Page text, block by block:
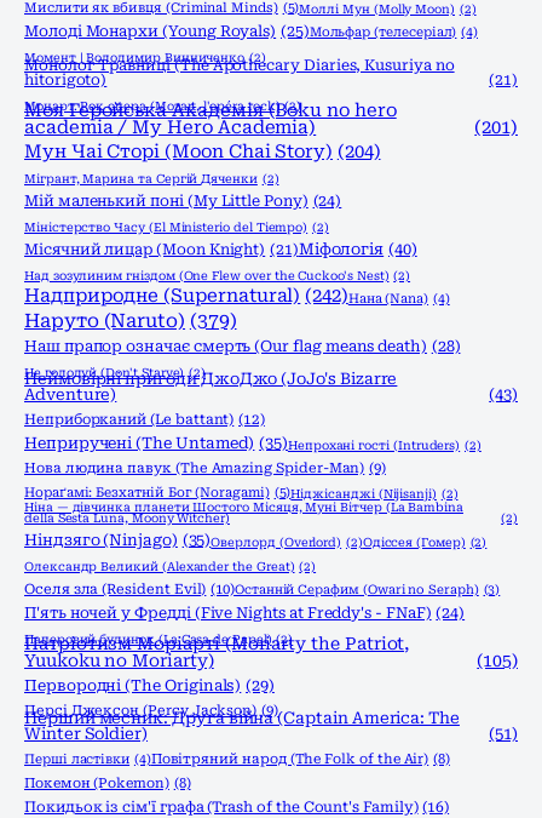
Мислити як вбивця (Criminal Minds) (5)Моллі Мун (Molly Moon) (2)
Молоді Монархи (Young Royals) (25)Мольфар (телесеріал) (4)
Момент | Володимир Винниченко (2)
Монолог Травниці (The Apothecary Diaries, Kusuriya no
hitorigoto)
(21)
Моцарт. Рок опера (Mozart, l'opéra rock) (2)
Моя Геройська Академія (Boku no hero
academia / My Hero Academia)
(201)
Мун Чаі Сторі (Moon Chai Story) (204)
Мігрант, Марина та Сергій Дяченки (2)
Мій маленький поні (My Little Pony) (24)
Міністерство Часу (El Ministerio del Tiempo) (2)
Місячний лицар (Moon Knight) (21)Міфологія (40)
Над зозулиним гніздом (One Flew over the Cuckoo's Nest) (2)
Надприродне (Supernatural) (242)Нана (Nana) (4)
Наруто (Naruto) (379)
Наш прапор означає смерть (Our flag means death) (28)
Не голодуй (Don't Starve) (2)
Неймовірні пригоди ДжоДжо (JoJo's Bizarre
Adventure)
(43)
Неприборканий (Le battant) (12)
Неприручені (The Untamed) (35)Непрохані гості (Intruders) (2)
Нова людина павук (The Amazing Spider-Man) (9)
Нораґамі: Безхатній Бог (Noragami) (5)Ніджісанджі (Nijisanji) (2)
Ніна — дівчинка планети Шостого Місяця, Муні Вітчер (La Bambina
della Sesta Luna, Moony Witcher)
(2)
Ніндзяго (Ninjago) (35)Оверлорд (Overlord) (2)Одіссея (Гомер) (2)
Олександр Великий (Alexander the Great) (2)
Оселя зла (Resident Evil) (10)Останній Серафим (Owari no Seraph) (3)
П'ять ночей у Фредді (Five Nights at Freddy's - FNaF) (24)
Паперовий будинок (La Casa de Papel) (2)
Патріотизм Моріарті (Moriarty the Patriot,
Yuukoku no Moriarty)
(105)
Первородні (The Originals) (29)
Персі Джексон (Percy Jackson) (9)
Перший месник: Друга війна (Captain America: The
Winter Soldier)
(51)
Перші ластівки (4)Повітряний народ (The Folk of the Air) (8)
Покемон (Pokemon) (8)
Покидьок із сім'ї графа (Trash of the Count's Family) (16)